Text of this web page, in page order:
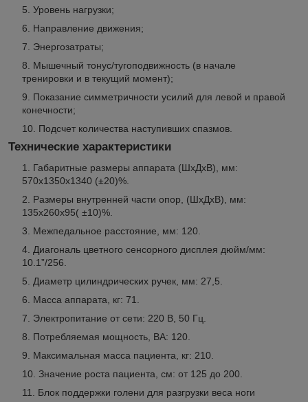
Уровень нагрузки;
Направление движения;
Энергозатраты;
Мышечный тонус/тугоподвижность (в начале
тренировки и в текущий момент);
Показание симметричности усилий для левой и правой
конечности;
Подсчет количества наступивших спазмов.
Технические характеристики
Габаритные размеры аппарата (ШхДхВ), мм:
570х1350х1340 (±20)%.
Размеры внутренней части опор, (ШхДхВ), мм:
135х260х95( ±10)%.
Межпедальное расстояние, мм: 120.
Диагональ цветного сенсорного дисплея дюйм/мм:
10.1”/256.
Диаметр цилиндрических ручек, мм: 27,5.
Масса аппарата, кг: 71.
Электропитание от сети: 220 В, 50 Гц.
Потребляемая мощность, ВА: 120.
Максимальная масса пациента, кг: 210.
Значение роста пациента, см: от 125 до 200.
Блок поддержки голени для разгрузки веса ноги